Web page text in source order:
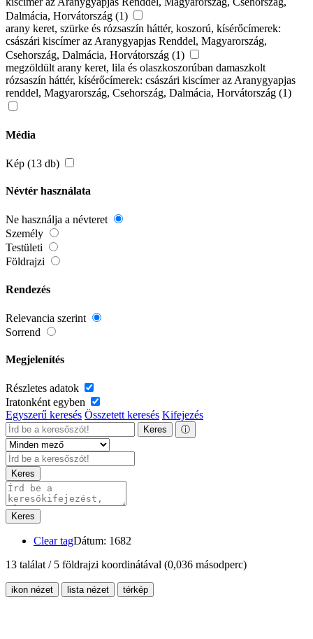
Dalmácia, Horvátország (1)
arany keret, szürke és rózsaszín háttér, koszorú, kísérőcímerek:
császári kiscímer az Aranygyapjas Renddel, Magyarország,
Csehország, Dalmácia, Horvátország (1)
megzöldült arany keret, lila és olaszkoszorúban damaszkolt
rózsaszín háttér, kísérőcímerek: császári kiscímer az Aranygyapjas
renddel, Magyarország, Csehország, Dalmácia, Horvátország (1)
Média
Kép (13 db)
Névtér használata
Ne használja a névteret
Személy
Testületi
Földrajzi
Rendezés
Relevancia szerint
Sorrend
Megjelenítés
Részletes adatok
Iratonként egyben
Egyszerű keresés Összetett keresés Kifejezés
Keres ⓘ
Keres
Keres
Clear tagDátum: 1682
13 találat / 5 földrajzi koordinátával (0,036 másodperc)
ikon nézet lista nézet térkép